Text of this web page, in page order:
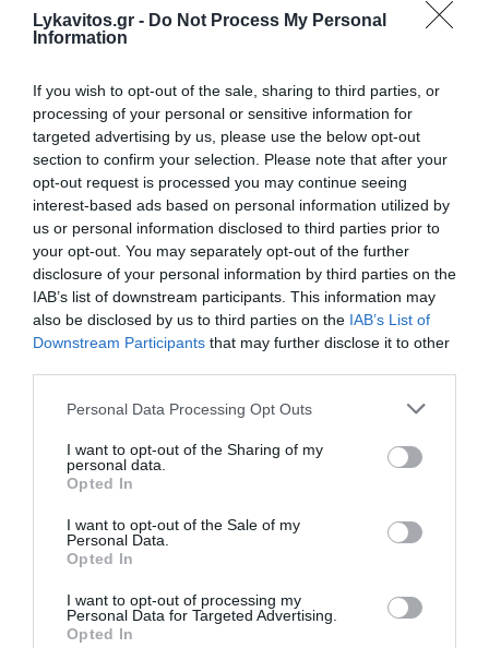
Lykavitos.gr - Do Not Process My Personal
Information
If you wish to opt-out of the sale, sharing to third parties, or
processing of your personal or sensitive information for
targeted advertising by us, please use the below opt-out
section to confirm your selection. Please note that after your
opt-out request is processed you may continue seeing
interest-based ads based on personal information utilized by
us or personal information disclosed to third parties prior to
your opt-out. You may separately opt-out of the further
disclosure of your personal information by third parties on the
IAB’s list of downstream participants. This information may
also be disclosed by us to third parties on the IAB’s List of
Downstream Participants that may further disclose it to other
Please note that this website/app uses one or more Google
not limited to your visit or usage behaviour. You may click to
grant or deny consent to Google and its third-party tags to
use your data for below specified purposes in below Google
consent section.
Personal Data Processing Opt Outs
I want to opt-out of the Sharing of my
personal data.
Opted In
I want to opt-out of the Sale of my
Personal Data.
Opted In
I want to opt-out of processing my
Personal Data for Targeted Advertising.
Opted In
Άρχισε ο τζόγος για τον επόμενο
πρωθυπουργό - Το μεγάλο
φαβορί, το αουτσάιντερ και η...
έκπληξη
Στο επίκεντρο των στοιχηματικών βρίσκεται ήδη η
μάχη για το ποιος θα είναι ο επόμενος
Πρωθυπουργός της Ελλάδας. Ο Κυριάκος
αποδόσεις. Στη Novibet, με απόδοση 1,22...
21:50 | 05 Αυγούστου 2026